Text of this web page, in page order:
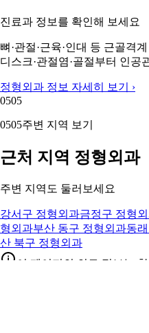
진료과 정보를 확인해 보세요
뼈·관절·근육·인대 등 근골격
디스크·관절염·골절부터 인공
정형외과 정보 자세히 보기 ›
0505
0505주변 지역 보기
근처 지역 정형외과
주변 지역도 둘러보세요
강서구 정형외과금정구 정형
형외과부산 동구 정형외과동
산 북구 정형외과
이 페이지의 의료 정보는